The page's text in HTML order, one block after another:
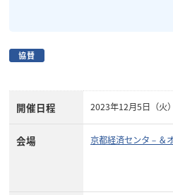
協賛
開催日程 2023年12月5日（火
会場 京都経済センタ－＆